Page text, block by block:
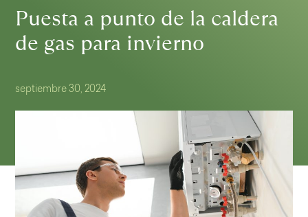
Puesta a punto de la caldera
de gas para invierno
septiembre 30, 2024